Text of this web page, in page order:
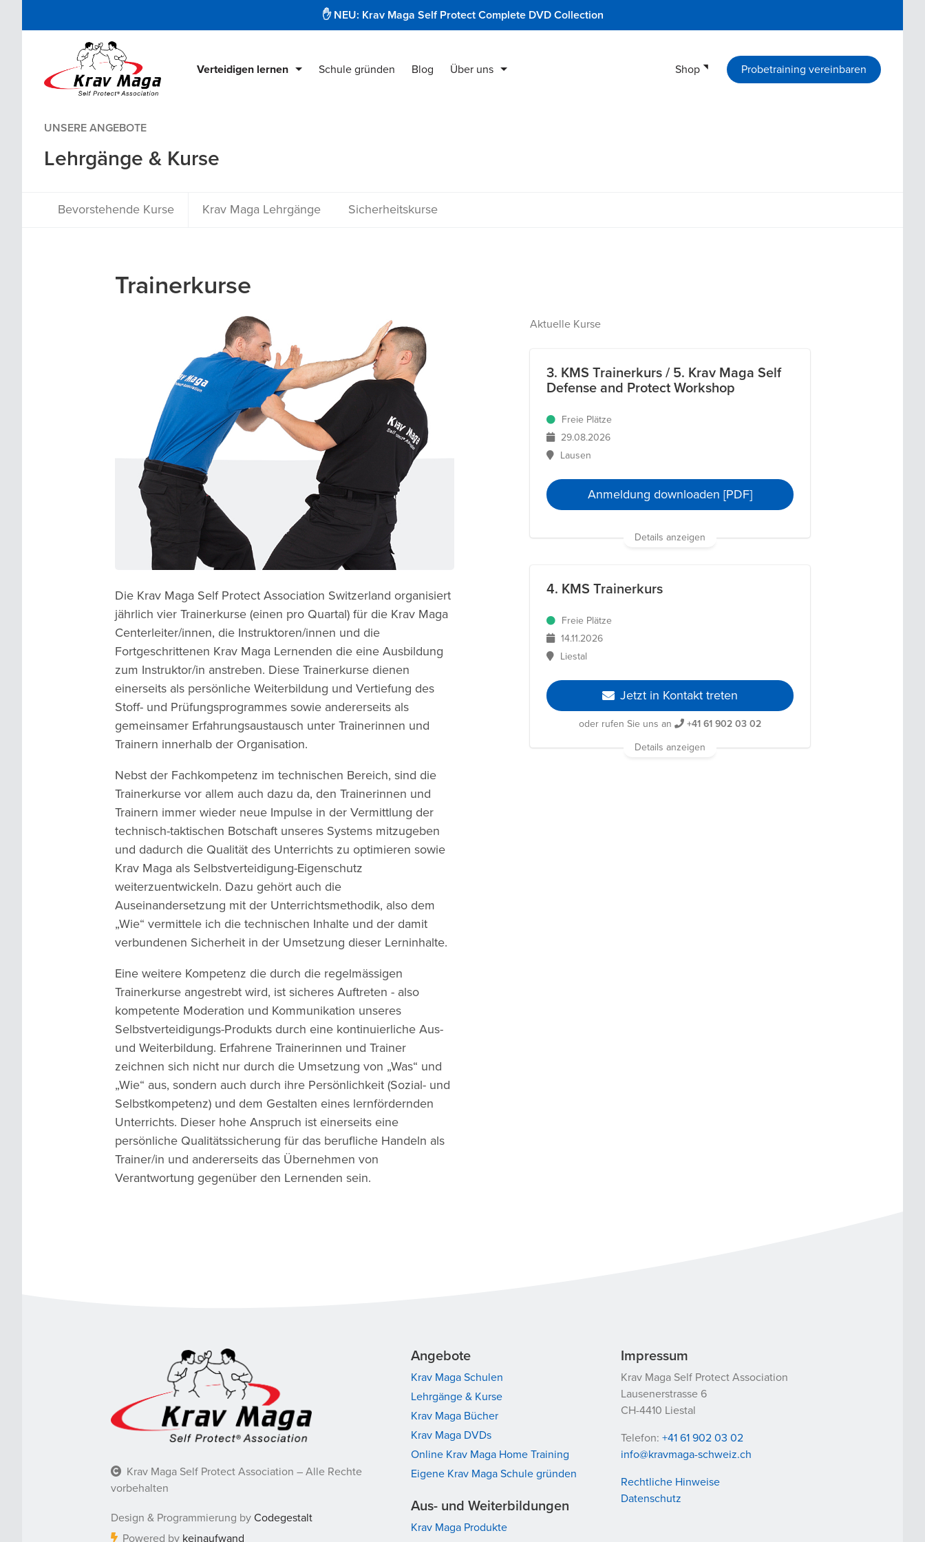
✋ NEU: Krav Maga Self Protect Complete DVD Collection
Verteidigen lernen
Lehrgänge & Kurse
Krav Maga DVDs
Schule gründen Blog Über uns Shop Probetraining vereinbaren
UNSERE ANGEBOTE
Lehrgänge & Kurse
Bevorstehende Kurse Krav Maga Lehrgänge Sicherheitskurse
Trainerkurse
Die Krav Maga Self Protect Association Switzerland organisiert
jährlich vier Trainerkurse (einen pro Quartal) für die Krav Maga
Centerleiter/innen, die Instruktoren/innen und die
Fortgeschrittenen Krav Maga Lernenden die eine Ausbildung
zum Instruktor/in anstreben. Diese Trainerkurse dienen
einerseits als persönliche Weiterbildung und Vertiefung des
Stoff- und Prüfungsprogrammes sowie andererseits als
gemeinsamer Erfahrungsaustausch unter Trainerinnen und
Trainern innerhalb der Organisation.
Nebst der Fachkompetenz im technischen Bereich, sind die
Trainerkurse vor allem auch dazu da, den Trainerinnen und
Trainern immer wieder neue Impulse in der Vermittlung der
technisch-taktischen Botschaft unseres Systems mitzugeben
und dadurch die Qualität des Unterrichts zu optimieren sowie
Krav Maga als Selbstverteidigung-Eigenschutz
weiterzuentwickeln. Dazu gehört auch die
Auseinandersetzung mit der Unterrichtsmethodik, also dem
„Wie“ vermittele ich die technischen Inhalte und der damit
verbundenen Sicherheit in der Umsetzung dieser Lerninhalte.
Eine weitere Kompetenz die durch die regelmässigen
Trainerkurse angestrebt wird, ist sicheres Auftreten - also
kompetente Moderation und Kommunikation unseres
Selbstverteidigungs-Produkts durch eine kontinuierliche Aus-
und Weiterbildung. Erfahrene Trainerinnen und Trainer
zeichnen sich nicht nur durch die Umsetzung von „Was“ und
„Wie“ aus, sondern auch durch ihre Persönlichkeit (Sozial- und
Selbstkompetenz) und dem Gestalten eines lernfördernden
Unterrichts. Dieser hohe Anspruch ist einerseits eine
persönliche Qualitätssicherung für das berufliche Handeln als
Trainer/in und andererseits das Übernehmen von
Verantwortung gegenüber den Lernenden sein.
Aktuelle Kurse
3. KMS Trainerkurs / 5. Krav Maga Self
Defense and Protect Workshop
Freie Plätze
29.08.2026
Lausen
Anmeldung downloaden [PDF]
Details anzeigen
4. KMS Trainerkurs
Freie Plätze
14.11.2026
Liestal
Jetzt in Kontakt treten
oder rufen Sie uns an +41 61 902 03 02
Details anzeigen
Krav Maga Self Protect Association – Alle Rechte
vorbehalten
Design & Programmierung by Codegestalt
Powered by keinaufwand
Angebote
Krav Maga Schulen
Lehrgänge & Kurse
Krav Maga Bücher
Krav Maga DVDs
Online Krav Maga Home Training
Eigene Krav Maga Schule gründen
Aus- und Weiterbildungen
Krav Maga Produkte
Impressum
Krav Maga Self Protect Association
Lausenerstrasse 6
CH-4410 Liestal
Telefon:+41 61 902 03 02
info@kravmaga-schweiz.ch
Rechtliche Hinweise
Datenschutz